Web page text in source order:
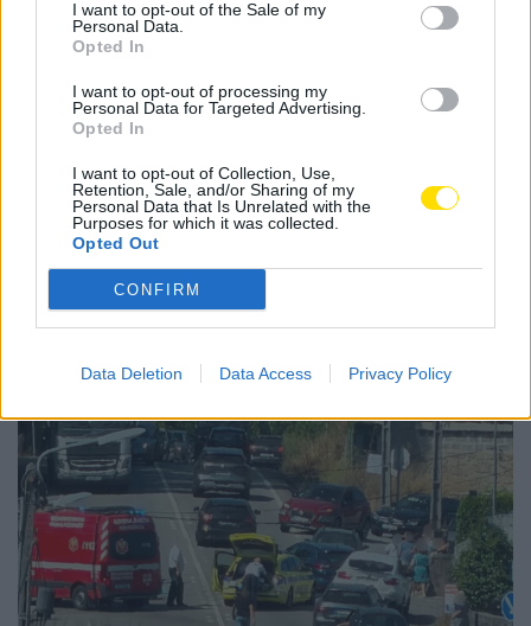
I want to opt-out of the Sale of my
Personal Data.
Opted In
I want to opt-out of processing my
Personal Data for Targeted Advertising.
Opted In
I want to opt-out of Collection, Use,
Retention, Sale, and/or Sharing of my
Personal Data that Is Unrelated with the
Purposes for which it was collected.
Opted Out
CONFIRM
Data Deletion Data Access Privacy Policy
Na temporada passada, a equipa terminou a fase
campeão, terminou na 7. ª posição.
sub-17